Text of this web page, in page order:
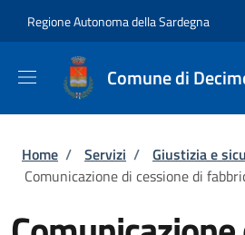
Regione Autonoma della Sardegna
Comune di
Briciole di pane
Home / Servizi / Giustizia e
Comunicazione di cessione di